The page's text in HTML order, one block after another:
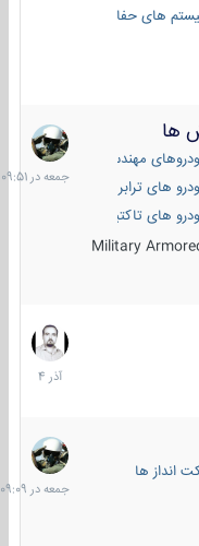
های حفاظت فعال
مهندسی
نظام
های ترابری نظامی
و ضد تانک
های تاکتیکی نظامی
Military
جمعه
در
09:51
7
آذر
1404
ها
جمعه
در
09:09